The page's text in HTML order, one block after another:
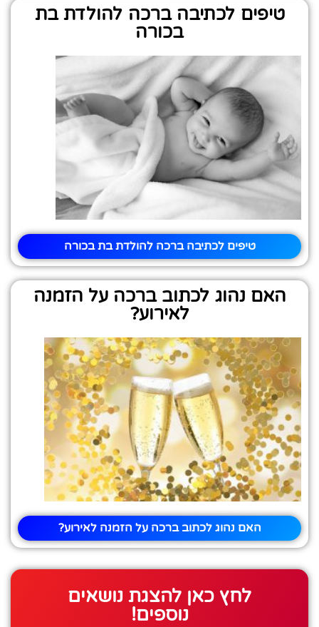
טיפים לכתיבה ברכה להולדת בת
בכורה
טיפים לכתיבה ברכה להולדת בת בכורה
האם נהוג לכתוב ברכה על הזמנה
לאירוע?
האם נהוג לכתוב ברכה על הזמנה לאירוע?
לחץ כאן להצגת נושאים
נוספים!